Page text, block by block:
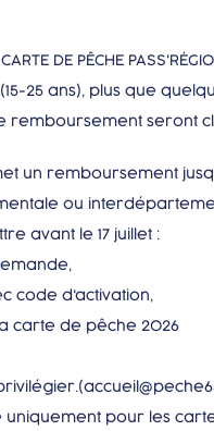
DE PÊCHE
25 ans), plus que
remboursement seront
un remboursement
ou
avant le 17 juillet :
code d'activation,
carte de pêche 2026
uniquement pour les